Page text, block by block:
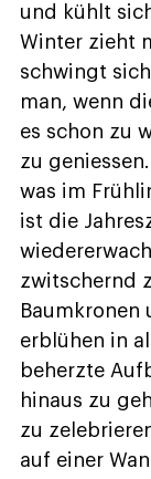
und kühlt
Winter zieht
schwingt
man, wenn
es schon zu
zu
was im
ist die
zwitschernd
Baumkronen
erblühen in
beherzte
hinaus zu
zu
auf einer